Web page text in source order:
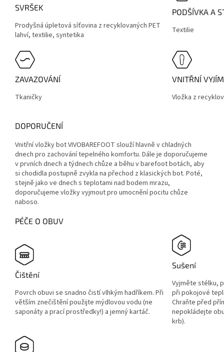
SVRŠEK
Prodyšná úpletová síťovina z recyklovaných PET
lahví, textilie, syntetika
PODŠÍVKA A
Textilie
ZAVAZOVÁNÍ
Tkaničky
VNITŘNÍ
Vložka z
DOPORUČENÍ
Vnitřní vložky bot VIVOBAREFOOT slouží hlavně v chladných
dnech pro zachování tepelného komfortu. Dále je doporučujeme
v prvních dnech a týdnech chůze a běhu v barefoot botách, aby
si chodidla postupně zvykla na přechod z klasických bot. Poté,
stejně jako ve dnech s teplotami nad bodem mrazu,
doporučujeme vložky vyjmout pro umocnění pocitu chůze
naboso.
PÉČE O OBUV
Čištění
Povrch obuvi se snadno čistí vlhkým hadříkem. Při
větším znečištění použijte mýdlovou vodu (ne
saponáty a prací prostředky!) a jemný kartáč.
Sušení
Vyjměte stélku,
při pokojové
Chraňte před
nepokládejte
krb).